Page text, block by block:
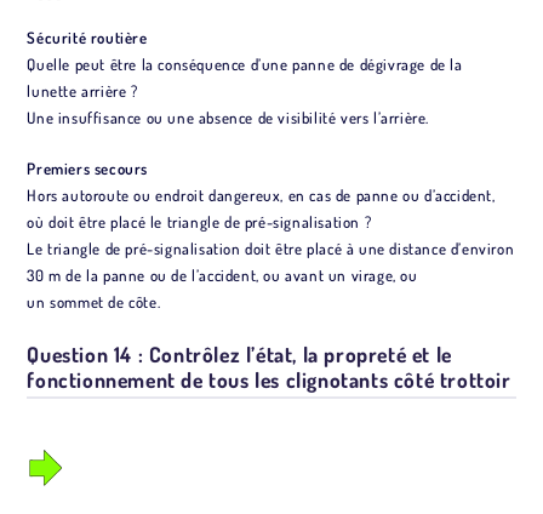
Sécurité routière
Quelle peut être la conséquence d’une panne de dégivrage de la
lunette arrière ?
Une insuffisance ou une absence de visibilité vers l’arrière.
Premiers secours
Hors autoroute ou endroit dangereux, en cas de panne ou d’accident,
où doit être placé le triangle de pré-signalisation ?
Le triangle de pré-signalisation doit être placé à une distance d’environ
30 m de la panne ou de l’accident, ou avant un virage, ou
un sommet de côte.
Question 14 : Contrôlez l’état, la propreté et le
fonctionnement de tous les clignotants côté trottoir